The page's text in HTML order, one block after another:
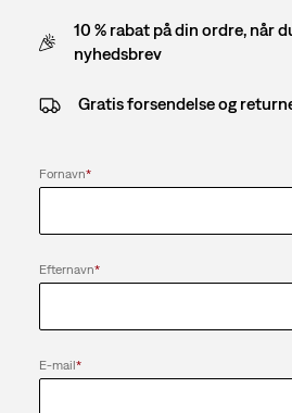
10 % rabat på din ordre, når
nyhedsbrev
Gratis forsendelse og
Fornavn*
Efternavn*
E-mail*